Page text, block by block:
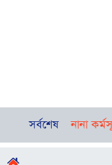
সর্বশেষ
নানা কর্মসূচিরোমে